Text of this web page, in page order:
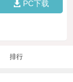
PC下载
排行